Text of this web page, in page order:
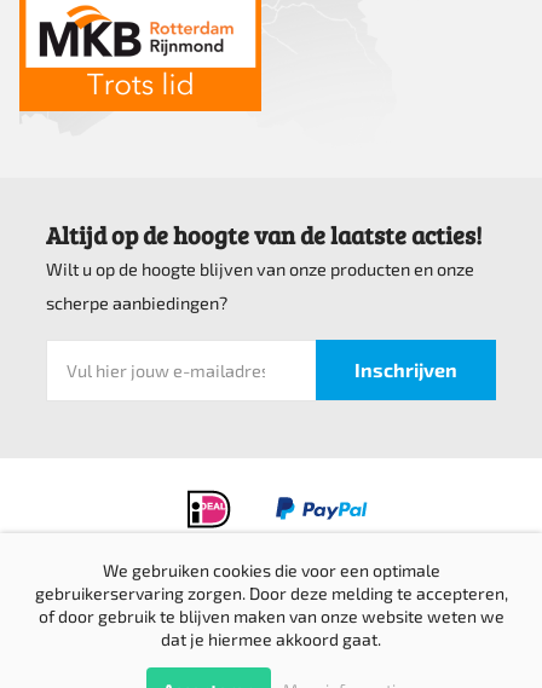
Altijd op de hoogte van de laatste acties!
Wilt u op de hoogte blijven van onze producten en onze
scherpe aanbiedingen?
Privacyverklaring
Verzending & retournering
© Top bedrijfskleding 2016-2026 |
We gebruiken cookies die voor een optimale
gebruikerservaring zorgen. Door deze melding te accepteren,
of door gebruik te blijven maken van onze website weten we
dat je hiermee akkoord gaat.